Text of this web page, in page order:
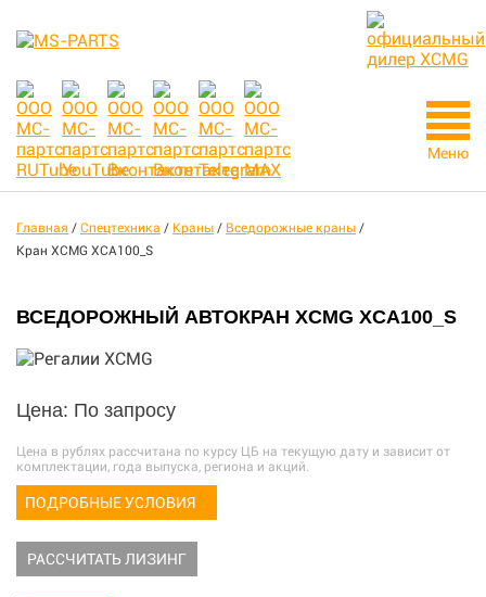
Меню
Главная / Спецтехника / Краны / Вседорожные краны /
Кран XCMG XCA100_S
ВСЕДОРОЖНЫЙ АВТОКРАН XCMG XCA100_S
Цена: По запросу
Цена в рублях рассчитана по курсу ЦБ на текущую дату и зависит от
комплектации, года выпуска, региона и акций.
ПОДРОБНЫЕ УСЛОВИЯ
РАССЧИТАТЬ ЛИЗИНГ